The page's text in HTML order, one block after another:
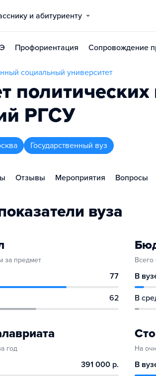
и абитуриенту
Профориентация Сопровождение
социальный университет
РГСУ
Государственный вуз
Отзывы Мероприятия Вопросы
вуза
за предмет
77
62
Всего
В
В
год
391 000 р.
На
В